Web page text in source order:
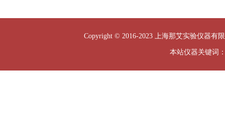
Copyright © 2016-2023 上海那艾实验仪器有
本站仪器关键词